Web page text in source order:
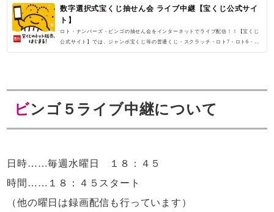
数字選択式宝くじ抽せん会 ライブ中継【宝くじ公式サイ
ト】
ロト・ナンバーズ・ビンゴの抽せん会をインターネットでライブ配信！！【宝くじ
公式サイト】では、ジャンボ宝くじ等の普通くじ・スクラッチ・ロト7・ロト6・ミ
ニロト・ナンバーズ4・ナンバーズ3・ビンゴ5といった各宝くじの特徴や、宝くじ
ビンゴ５ライブ中継について
日時……毎週水曜日 １８：４５
時間……１８：４５スタート
（他の曜日は録画配信も行っています）